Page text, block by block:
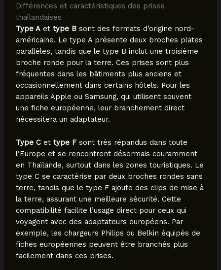
Différences et caractéristiques des prises
thaïlandaises
Type Aet type Bsont des formats d’origine nord-
américaine. Le type A présente deux broches plates
parallèles, tandis que le type B inclut une troisième
broche ronde pour la terre. Ces prises sont plus
fréquentes dans les bâtiments plus anciens et
occasionnellement dans certains hôtels. Pour les
appareils Apple ou Samsung, qui utilisent souvent
une fiche européenne, leur branchement direct
nécessitera un adaptateur.
Type Cet type Fsont très répandus dans toute
l’Europe et se rencontrent désormais couramment
en Thaïlande, surtout dans les zones touristiques. Le
type C se caractérise par deux broches rondes sans
terre, tandis que le type F ajoute des clips de mise à
la terre, assurant une meilleure sécurité. Cette
compatibilité facilite l’usage direct pour ceux qui
voyagent avec des adaptateurs européens. Par
exemple, les chargeurs Philips ou Belkin équipés de
fiches européennes peuvent être branchés plus
facilement dans ces prises.